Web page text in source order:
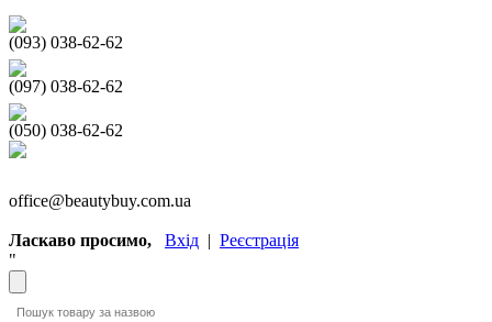
(093) 038-62-62
(097) 038-62-62
(050) 038-62-62
office@beautybuy.com.ua
Ласкаво просимо, Вхід | Реєстрація
"